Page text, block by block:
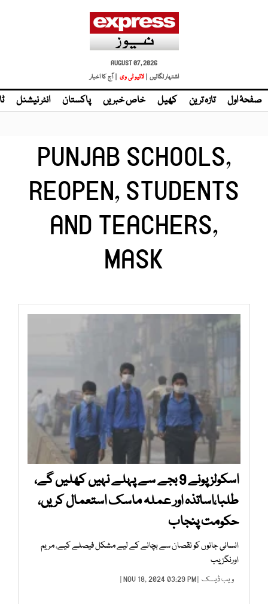
AUGUST 07, 2026
اشتہار لگائیں |
| آج کا اخبار
صفحۂ اول تازہ ترین کھیل خاص خبریں پاکستان انٹر نیشنل
PUNJAB SCHOOLS,
REOPEN, STUDENTS
AND TEACHERS,
MASK
اسکولز پونے 9 بجے سے پہلے نہیں کھلیں گے،
طلبا،اساتذہ اور عملہ ماسک استعمال کریں،
حکومت پنجاب
انسانی جانوں کو نقصان سے بچانے کے لیے مشکل فیصلے کیے، مریم
اورنگزیب
ویب ڈیسک | NOV 18, 2024 03:29 PM |